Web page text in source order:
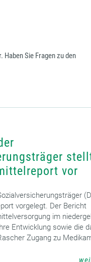
Sie Fragen zu den
vor
vorgelegt. Der Bericht
im
Entwicklung sowie die
Zugang zu